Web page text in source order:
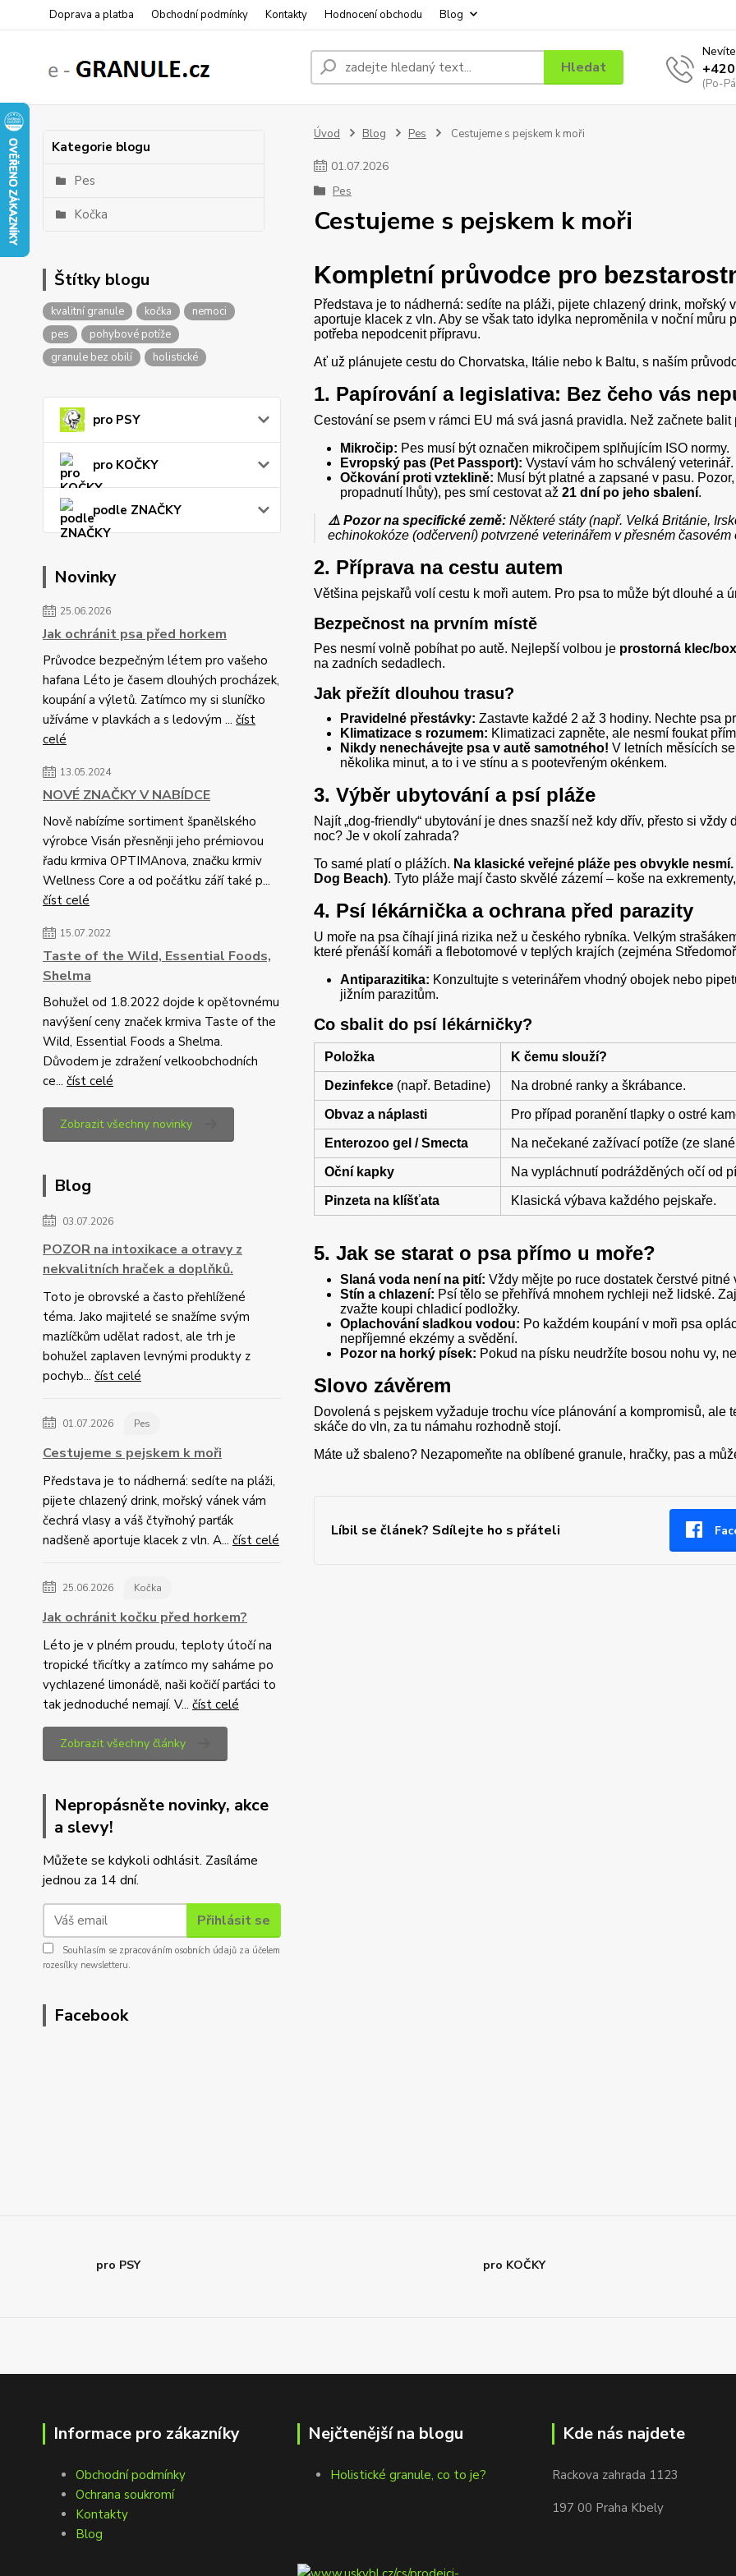
Doprava a platba Obchodní podmínky Kontakty Hodnocení obchodu Blog
Hledat
(Po-
Kategorie blogu
Pes
Kočka
Štítky blogu
kvalitní granule kočka
nemoci
pes
pohybové potíže
granule bez obilí
holistické
pro PSY
pro KOČKY
podle ZNAČKY
Novinky
25.06.2026
Jak ochránit psa před horkem
Průvodce bezpečným létem pro vašeho
hafana Léto je časem dlouhých procházek,
koupání a výletů. Zatímco my si sluníčko
užíváme v plavkách a s ledovým ... číst
celé
13.05.2024
NOVÉ ZNAČKY V NABÍDCE
Nově nabízíme sortiment španělského
výrobce Visán přesněnji jeho prémiovou
řadu krmiva OPTIMAnova, značku krmiv
Wellness Core a od počátku září také p...
číst celé
15.07.2022
Taste of the Wild, Essential Foods,
Shelma
Bohužel od 1.8.2022 dojde k opětovnému
navýšení ceny značek krmiva Taste of the
Wild, Essential Foods a Shelma.
Důvodem je zdražení velkoobchodních
ce... číst celé
Zobrazit všechny novinky
Blog
03.07.2026
POZOR na intoxikace a otravy z
nekvalitních hraček a doplňků.
Toto je obrovské a často přehlížené
téma. Jako majitelé se snažíme svým
mazlíčkům udělat radost, ale trh je
bohužel zaplaven levnými produkty z
pochyb... číst celé
01.07.2026 Pes
Cestujeme s pejskem k moři
Představa je to nádherná: sedíte na pláži,
pijete chlazený drink, mořský vánek vám
čechrá vlasy a váš čtyřnohý parťák
nadšeně aportuje klacek z vln. A... číst celé
25.06.2026 Kočka
Jak ochránit kočku před horkem?
Léto je v plném proudu, teploty útočí na
tropické třicítky a zatímco my saháme po
vychlazené limonádě, naši kočičí parťáci to
tak jednoduché nemají. V... číst celé
Zobrazit všechny články
Nepropásněte novinky, akce
a slevy!
Můžete se kdykoli odhlásit. Zasíláme
jednou za 14 dní.
Přihlásit se
Souhlasím se zpracováním osobních údajů za účelem
rozesílky newsletteru.
Facebook
Úvod Blog Pes Cestujeme s pejskem k moři
01.07.2026
Pes
Cestujeme s pejskem k moři
Kompletní průvodce pro
Představa je to nádherná: sedíte na pláži, pijete chlazený drink,
aportuje klacek z vln. Aby se však tato idylka neproměnila v noční
potřeba nepodcenit přípravu.
Ať už plánujete cestu do Chorvatska, Itálie nebo k Baltu, s naším
1. Papírování a legislativa: Bez čeho vás
Cestování se psem v rámci EU má svá jasná pravidla. Než začnete
Mikročip: Pes musí být označen mikročipem splňujícím ISO normy.
Evropský pas (Pet Passport): Vystaví vám ho schválený
Očkování proti vzteklině: Musí být platné a zapsané v pasu.
propadnutí lhůty), pes smí cestovat až 21 dní po jeho sbalení.
⚠️ Pozor na specifické země:Některé státy (např. Velká Británie,
echinokokóze (odčervení) potvrzené veterinářem v přesném
2. Příprava na cestu autem
Většina pejskařů volí cestu k moři autem. Pro psa to může být dlouhé a
Bezpečnost na prvním místě
Pes nesmí volně pobíhat po autě. Nejlepší volbou je prostorná klec/
na zadních sedadlech.
Jak přežít dlouhou trasu?
Pravidelné přestávky: Zastavte každé 2 až 3 hodiny. Nechte psa
Klimatizace s rozumem: Klimatizaci zapněte, ale nesmí foukat
Nikdy nenechávejte psa v autě samotného! V letních měsících
několika minut, a to i ve stínu a s pootevřeným okénkem.
3. Výběr ubytování a psí pláže
Najít „dog-friendly“ ubytování je dnes snazší než kdy dřív, přesto si
noc? Je v okolí zahrada?
To samé platí o plážích. Na klasické veřejné pláže pes obvykle nesmí.
Dog Beach). Tyto pláže mají často skvělé zázemí – koše na
4. Psí lékárnička a ochrana před parazity
U moře na psa číhají jiná rizika než u českého rybníka. Velkým
které přenáší komáři a flebotomové v teplých krajích (zejména
Antiparazitika: Konzultujte s veterinářem vhodný obojek nebo
jižním parazitům.
Co sbalit do psí lékárničky?
Položka K čemu slouží?
Dezinfekce(např. Betadine) Na drobné ranky a škrábance.
Obvaz a náplasti Pro případ poranění tlapky o ostré
Enterozoo gel / Smecta Na nečekané zažívací potíže (ze
Oční kapky Na vypláchnutí podrážděných očí od
Pinzeta na klíšťata Klasická výbava každého pejskaře.
5. Jak se starat o psa přímo u moře?
Slaná voda není na pití: Vždy mějte po ruce dostatek čerstvé
Stín a chlazení: Psí tělo se přehřívá mnohem rychleji než lidské.
zvažte koupi chladicí podložky.
Oplachování sladkou vodou: Po každém koupání v moři psa
nepříjemné ekzémy a svědění.
Pozor na horký písek: Pokud na písku neudržíte bosou nohu vy,
Slovo závěrem
Dovolená s pejskem vyžaduje trochu více plánování a kompromisů,
skáče do vln, za tu námahu rozhodně stojí.
Máte už sbaleno? Nezapomeňte na oblíbené granule, hračky, pas a
Líbil se článek? Sdílejte ho s přáteli
pro PSY pro KOČKY
Informace pro zákazníky
Obchodní podmínky
Ochrana soukromí
Kontakty
Blog
Nejčtenější na blogu
Holistické granule, co to je?
Kde nás najdete
Rackova zahrada 1123
197 00 Praha Kbely